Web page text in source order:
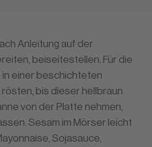
Anleitung auf der
beiseitestellen. Für die
in einer beschichteten
bis dieser hellbraun
von der Platte nehmen,
Sesam im Mörser leicht
Sojasauce,